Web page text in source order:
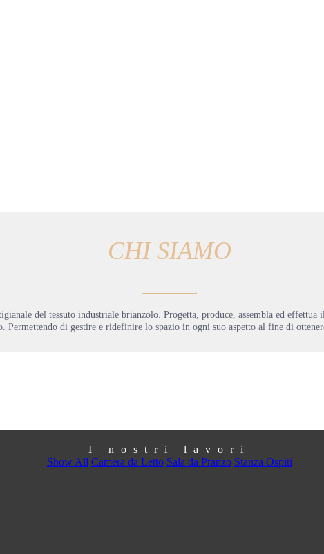
CHI SIAMO
del tessuto industriale brianzolo. Progetta, produce, assembla ed
Permettendo di gestire e ridefinire lo spazio in ogni suo aspetto al fine di
I nostri lavori
Show All Camera da Letto Sala da Pranzo Stanza Ospiti